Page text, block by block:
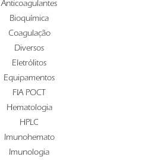
Anticoagulantes
Bioquímica
Coagulação
Diversos
Eletrólitos
Equipamentos
FIA POCT
Hematologia
HPLC
Imunohemato
Imunologia